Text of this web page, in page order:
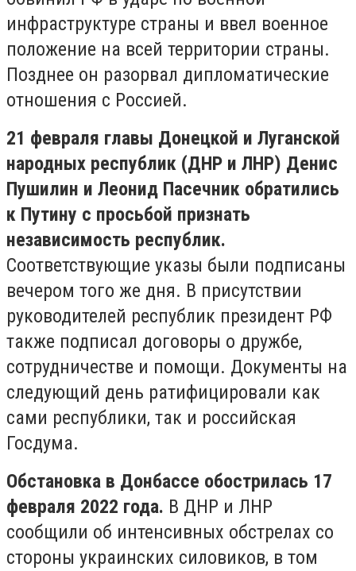
инфраструктуре страны и ввел военное
положение на всей территории страны.
Позднее он разорвал дипломатические
отношения с Россией.
21 февраля главы Донецкой и Луганской
народных республик (ДНР и ЛНР) Денис
Пушилин и Леонид Пасечник обратились
к Путину с просьбой признать
независимость республик.
Соответствующие указы были подписаны
вечером того же дня. В присутствии
руководителей республик президент РФ
также подписал договоры о дружбе,
сотрудничестве и помощи. Документы на
следующий день ратифицировали как
сами республики, так и российская
Госдума.
Обстановка в Донбассе обострилась 17
февраля 2022 года. В ДНР и ЛНР
сообщили об интенсивных обстрелах со
стороны украинских силовиков, в том